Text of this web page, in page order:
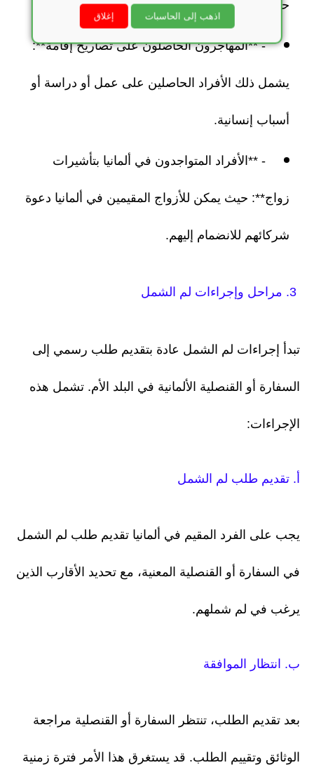
حصلوا على حق اللجوء في ألمانيا.
- **المهاجرون الحاصلون على تصاريح إقامة**:
يشمل ذلك الأفراد الحاصلين على عمل أو دراسة أو
أسباب إنسانية.
- **الأفراد المتواجدون في ألمانيا بتأشيرات
زواج**: حيث يمكن للأزواج المقيمين في ألمانيا دعوة
شركائهم للانضمام إليهم.
تبدأ إجراءات لم الشمل عادة بتقديم طلب رسمي إلى
السفارة أو القنصلية الألمانية في البلد الأم. تشمل هذه
الإجراءات:
أ. تقديم طلب لم الشمل
يجب على الفرد المقيم في ألمانيا تقديم طلب لم الشمل
في السفارة أو القنصلية المعنية، مع تحديد الأقارب الذين
يرغب في لم شملهم.
ب. انتظار الموافقة
بعد تقديم الطلب، تنتظر السفارة أو القنصلية مراجعة
الوثائق وتقييم الطلب. قد يستغرق هذا الأمر فترة زمنية
اذهب إلى الحاسبات إغلاق